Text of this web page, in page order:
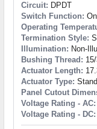
Circuit: DPDT
Switch Function:
Operating
Termination Style:
Illumination: Non-
Bushing Thread:
Actuator Length:
Actuator Type:
Panel Cutout
Voltage Rating - AC:
Voltage Rating - DC: